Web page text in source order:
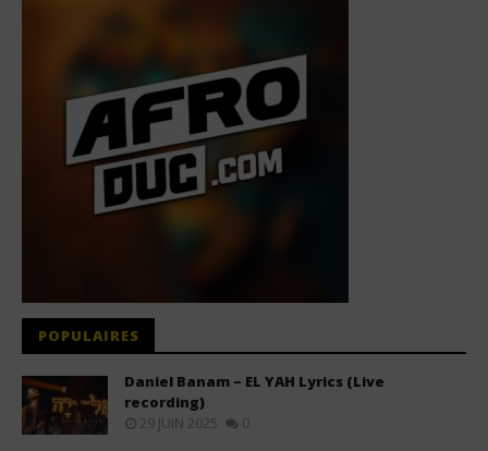
POPULAIRES
Daniel Banam – EL YAH Lyrics (Live
recording)
29 JUIN 2025 0